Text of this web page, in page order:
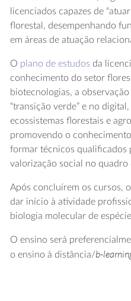
licenciados capazes de
florestal, desempenhando
em áreas de atuação
O plano de estudos da
conhecimento do setor
biotecnologias, a
“transição verde” e no
ecossistemas florestais e
promovendo o
formar técnicos qualificados
valorização social no
Após concluírem os cursos,
dar início à atividade
biologia molecular de
O ensino será
o ensino à distância/b-